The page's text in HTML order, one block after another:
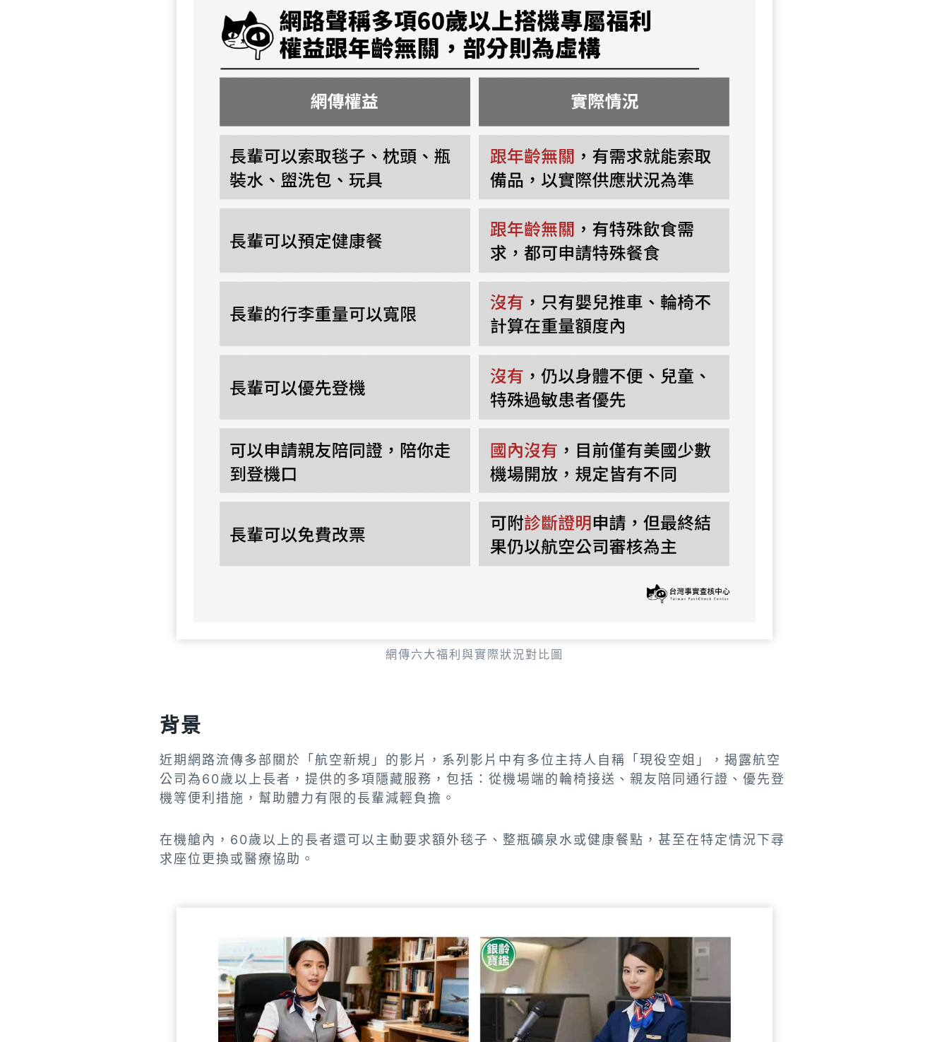
網傳六大福利與實際狀況對比圖
背景
近期網路流傳多部關於「航空新規」的影片，系列影片中有多位主持人自稱「現役空姐」，揭露航空
公司為60歲以上長者，提供的多項隱藏服務，包括：從機場端的輪椅接送、親友陪同通行證、優先登
機等便利措施，幫助體力有限的長輩減輕負擔。
在機艙內，60歲以上的長者還可以主動要求額外毯子、整瓶礦泉水或健康餐點，甚至在特定情況下尋
求座位更換或醫療協助。